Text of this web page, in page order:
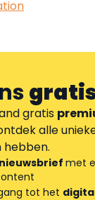
gratis
alle
hebben.
met
tot het